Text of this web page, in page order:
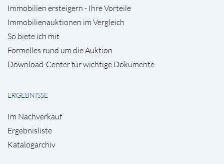
Immobilien ersteigern - Ihre Vorteile
Immobilienauktionen im Vergleich
So biete ich mit
Formelles rund um die Auktion
Download-Center für wichtige Dokumente
ERGEBNISSE
Im Nachverkauf
Ergebnisliste
Katalogarchiv